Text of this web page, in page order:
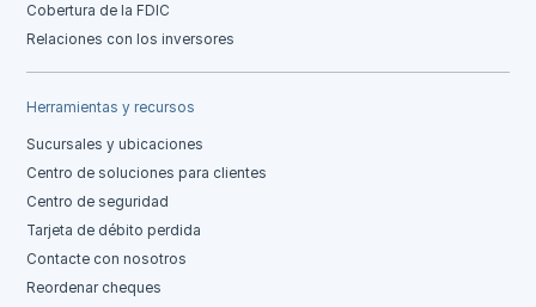
Cobertura de la FDIC
Relaciones con los inversores
Herramientas y recursos
Sucursales y ubicaciones
Centro de soluciones para clientes
Centro de seguridad
Tarjeta de débito perdida
Contacte con nosotros
Reordenar cheques